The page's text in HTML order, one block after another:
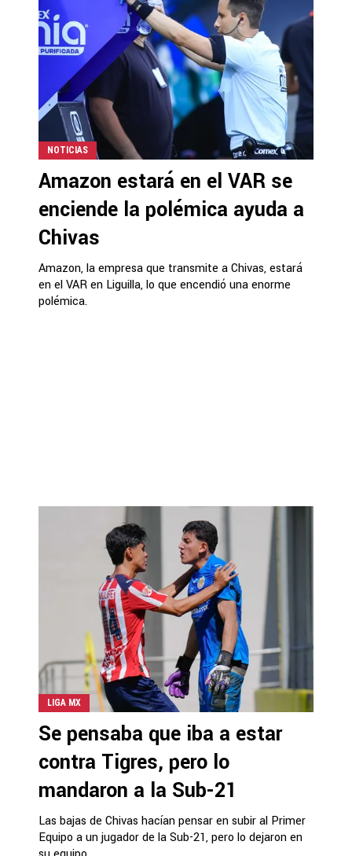
NOTICIAS
Amazon estará en el VAR se
enciende la polémica ayuda a
Chivas
Amazon, la empresa que transmite a Chivas, estará
en el VAR en Liguilla, lo que encendió una enorme
polémica.
LIGA MX
Se pensaba que iba a estar
contra Tigres, pero lo
mandaron a la Sub-21
Las bajas de Chivas hacían pensar en subir al Primer
Equipo a un jugador de la Sub-21, pero lo dejaron en